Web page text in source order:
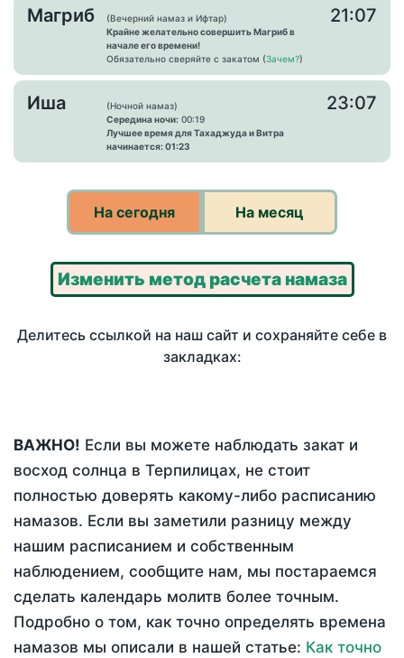
Магриб
(Вечерний намаз и Ифтар)
Крайне желательно совершить Магриб в
начале его времени!
Обязательно сверяйте с закатом (Зачем?)
21:07
Иша
(Ночной намаз)
Середина ночи: 00:19
Лучшее время для Тахаджуда и Витра
начинается: 01:23
23:07
На сегодня На месяц
Изменить метод расчета намаза
Делитесь ссылкой на наш сайт и сохраняйте себе в
закладках:
ВАЖНО! Если вы можете наблюдать закат и
восход солнца в Терпилицах, не стоит
полностью доверять какому-либо расписанию
намазов. Если вы заметили разницу между
нашим расписанием и собственным
наблюдением, сообщите нам, мы постараемся
сделать календарь молитв более точным.
Подробно о том, как точно определять времена
намазов мы описали в нашей статье: Как точно